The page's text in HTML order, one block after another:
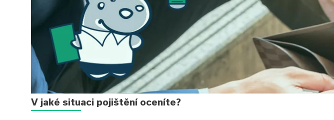
V jaké situaci pojištění oceníte?